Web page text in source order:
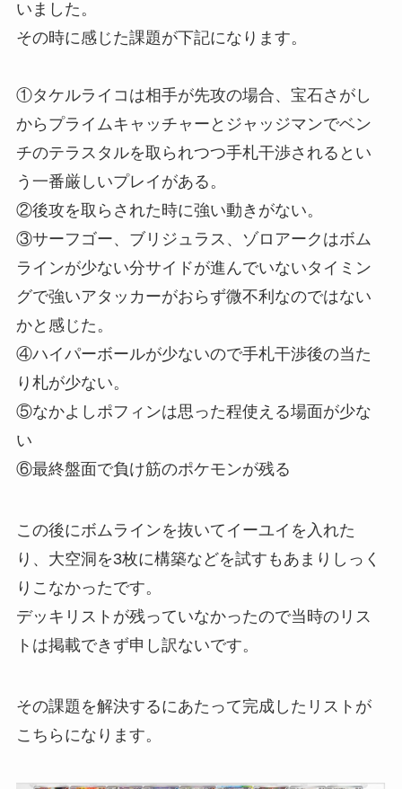
いました。
その時に感じた課題が下記になります。
①タケルライコは相手が先攻の場合、宝石さがし
からプライムキャッチャーとジャッジマンでベン
チのテラスタルを取られつつ手札干渉されるとい
う一番厳しいプレイがある。
②後攻を取らされた時に強い動きがない。
③サーフゴー、ブリジュラス、ゾロアークはボム
ラインが少ない分サイドが進んでいないタイミン
グで強いアタッカーがおらず微不利なのではない
かと感じた。
④ハイパーボールが少ないので手札干渉後の当た
り札が少ない。
⑤なかよしポフィンは思った程使える場面が少な
い
⑥最終盤面で負け筋のポケモンが残る
この後にボムラインを抜いてイーユイを入れた
り、大空洞を3枚に構築などを試すもあまりしっく
りこなかったです。
デッキリストが残っていなかったので当時のリス
トは掲載できず申し訳ないです。
その課題を解決するにあたって完成したリストが
こちらになります。